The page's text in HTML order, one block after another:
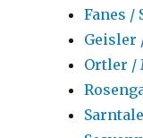
Fanes /
Geisler
Ortler /